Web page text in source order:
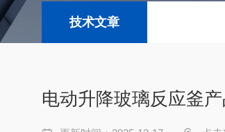
技术文章
电动升降玻璃反应釜